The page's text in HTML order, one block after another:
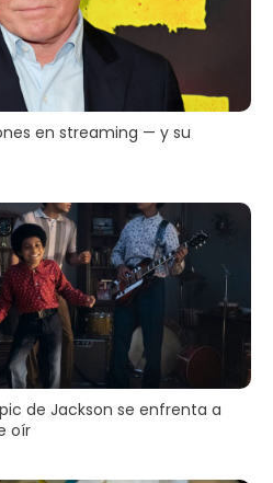
en streaming — y su
de Jackson se enfrenta a
oír